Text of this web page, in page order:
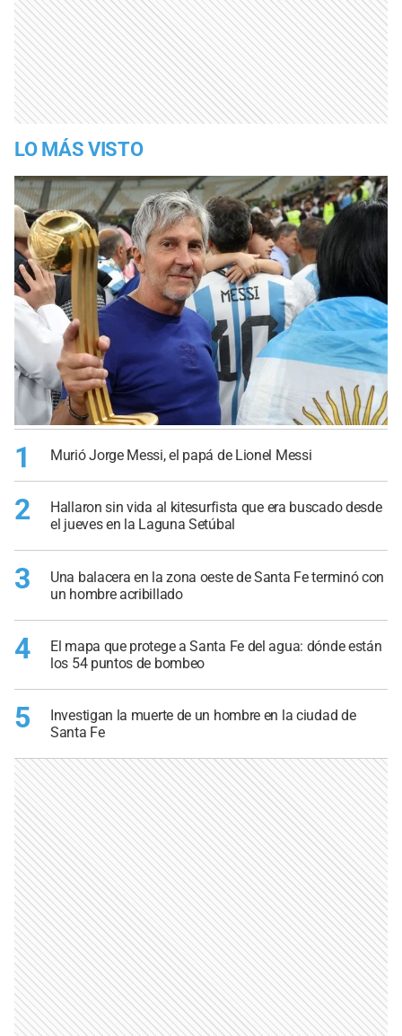
LO MÁS VISTO
1 Murió Jorge Messi, el papá de Lionel Messi
2
Hallaron sin vida al kitesurfista que era buscado desde
el jueves en la Laguna Setúbal
3
Una balacera en la zona oeste de Santa Fe terminó con
un hombre acribillado
4
El mapa que protege a Santa Fe del agua: dónde están
los 54 puntos de bombeo
5
Investigan la muerte de un hombre en la ciudad de
Santa Fe